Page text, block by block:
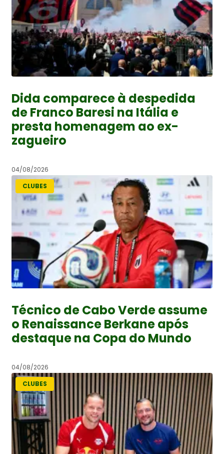
Dida comparece à despedida
de Franco Baresi na Itália e
presta homenagem ao ex-
zagueiro
04/08/2026
CLUBES
Técnico de Cabo Verde assume
o Renaissance Berkane após
destaque na Copa do Mundo
04/08/2026
CLUBES